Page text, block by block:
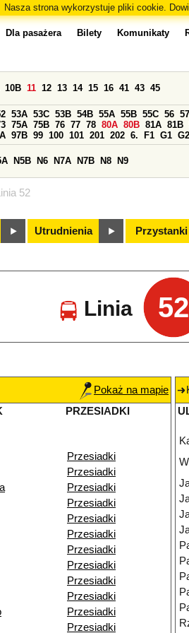
Nasza strona wykorzystuje pliki cookie.
Linia 52
Dla pasażera Bilety Komunikaty
10B 11 12 13 14 15 16 41 43 45
53A 53C 53B 54B 55A 55B 55C 56 57
75A 75B 76 77 78 80A 80B 81A 81B
97B 99 100 101 201 202 6. F1 G1 G2
N5B N6 N7A N7B N8 N9
Utrudnienia Przystanki
Linia 52
Pokaż na mapie
PRZESIADKI
Przesiadki
Przesiadki
Przesiadki
Przesiadki
Przesiadki
Przesiadki
Przesiadki
Przesiadki
Przesiadki
Przesiadki
Przesiadki
Przesiadki